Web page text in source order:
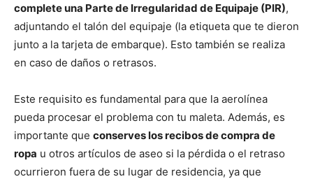
complete una Parte de Irregularidad de Equipaje (PIR),
adjuntando el talón del equipaje (la etiqueta que te dieron
junto a la tarjeta de embarque). Esto también se realiza
en caso de daños o retrasos.
Este requisito es fundamental para que la aerolínea
pueda procesar el problema con tu maleta. Además, es
importante que conserves los recibos de compra de
ropa u otros artículos de aseo si la pérdida o el retraso
ocurrieron fuera de su lugar de residencia, ya que